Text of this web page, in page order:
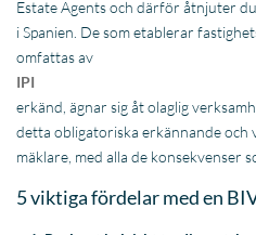
Reglerat belgiskt
säkert
En BIV-mäklare måste följa en
Varje IPI-mäklare har en
skydda konsumenterna.
Varje BIV-mäklare måste visa
fastighetsbranschen och alltid
Akademisk utbildning och